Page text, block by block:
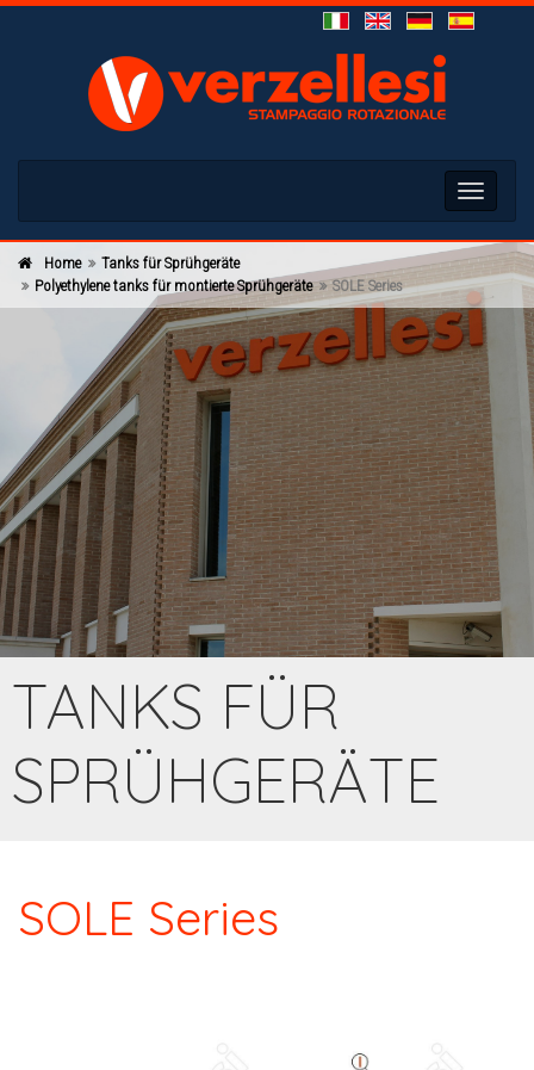
Toggle
Home
Tanks für Sprühgeräte
Polyethylene tanks für montierte Sprühgeräte
SOLE Series
TANKS FÜR
SPRÜHGERÄTE
SOLE Series